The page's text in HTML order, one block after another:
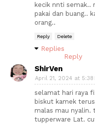
kecik nnti semak..
pakai dan buang..
orang..
Reply Delete
Replies
Reply
ShirVen
April 21, 2024 at 5:38
selamat hari raya
biskut kamek
malas mau
tupperware Lat.